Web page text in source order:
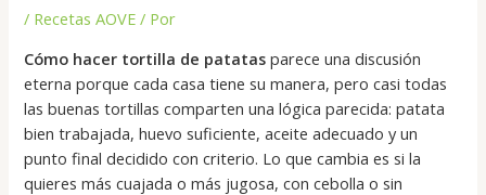
/ Recetas AOVE / Por
Cómo hacer tortilla de patatas parece una discusión
eterna porque cada casa tiene su manera, pero casi todas
las buenas tortillas comparten una lógica parecida: patata
bien trabajada, huevo suficiente, aceite adecuado y un
punto final decidido con criterio. Lo que cambia es si la
quieres más cuajada o más jugosa, con cebolla o sin